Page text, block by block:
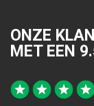
ONZE
MET EEN